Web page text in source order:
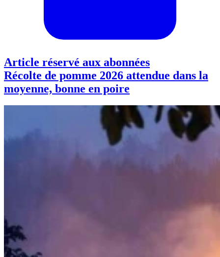
Article réservé aux abonnées
Récolte de pomme 2026 attendue dans la
moyenne, bonne en poire